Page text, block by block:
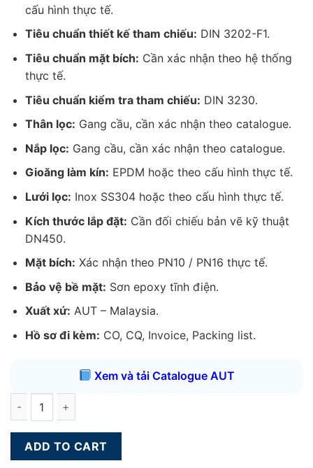
cấu hình thực tế.
Tiêu chuẩn thiết kế tham chiếu: DIN 3202-F1.
Tiêu chuẩn mặt bích: Cần xác nhận theo hệ thống
thực tế.
Tiêu chuẩn kiểm tra tham chiếu: DIN 3230.
Thân lọc: Gang cầu, cần xác nhận theo catalogue.
Nắp lọc: Gang cầu, cần xác nhận theo catalogue.
Gioăng làm kín: EPDM hoặc theo cấu hình thực tế.
Lưới lọc: Inox SS304 hoặc theo cấu hình thực tế.
Kích thước lắp đặt: Cần đối chiếu bản vẽ kỹ thuật
DN450.
Mặt bích: Xác nhận theo PN10 / PN16 thực tế.
Bảo vệ bề mặt: Sơn epoxy tĩnh điện.
Xuất xứ: AUT – Malaysia.
Hồ sơ đi kèm: CO, CQ, Invoice, Packing list.
Xem và tải Catalogue AUT
ADD TO CART